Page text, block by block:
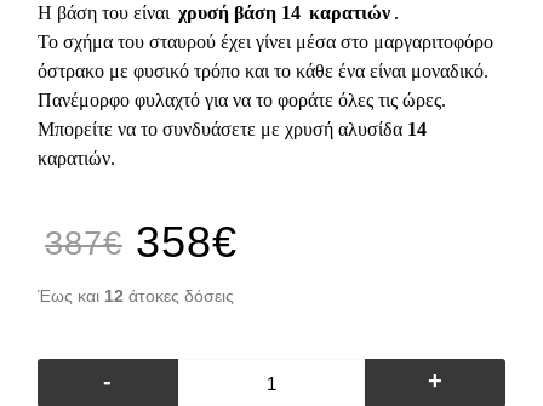
Η βάση του είναι χρυσή βάση 14 καρατιών .
Το σχήμα του σταυρού έχει γίνει μέσα στο μαργαριτοφόρο
όστρακο με φυσικό τρόπο και το κάθε ένα είναι μοναδικό.
Πανέμορφο φυλαχτό για να το φοράτε όλες τις ώρες.
Μπορείτε να το συνδυάσετε με χρυσή αλυσίδα 14
καρατιών.
387€ 358€
Έως και 12 άτοκες δόσεις
- +